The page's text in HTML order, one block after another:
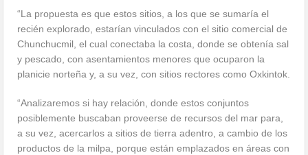
“La propuesta es que estos sitios, a los que se sumaría el
recién explorado, estarían vinculados con el sitio comercial de
Chunchucmil, el cual conectaba la costa, donde se obtenía sal
y pescado, con asentamientos menores que ocuparon la
planicie norteña y, a su vez, con sitios rectores como Oxkintok.
“Analizaremos si hay relación, donde estos conjuntos
posiblemente buscaban proveerse de recursos del mar para,
a su vez, acercarlos a sitios de tierra adentro, a cambio de los
productos de la milpa, porque están emplazados en áreas con